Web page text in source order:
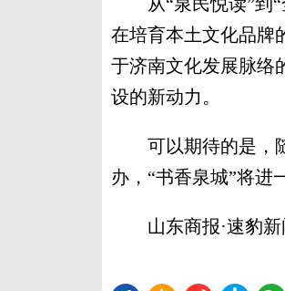
在培育本土文化品牌
于济南文化发展脉络
设的新动力。
可以期待的是，随
办，“书香泉城”将进
山东商报·速豹新